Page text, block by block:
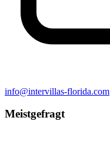
info@intervillas-florida.com
Meistgefragt